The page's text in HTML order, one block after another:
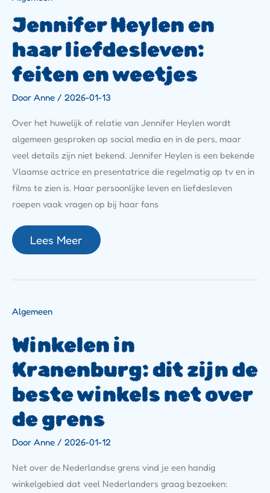
Jennifer Heylen en
haar liefdesleven:
feiten en weetjes
Door Anne / 2026-01-13
Over het huwelijk of relatie van Jennifer Heylen wordt
algemeen gesproken op social media en in de pers, maar
veel details zijn niet bekend. Jennifer Heylen is een bekende
Vlaamse actrice en presentatrice die regelmatig op tv en in
films te zien is. Haar persoonlijke leven en liefdesleven
roepen vaak vragen op bij haar fans
Lees Meer
Algemeen
Winkelen in
Kranenburg: dit zijn de
beste winkels net over
de grens
Door Anne / 2026-01-12
Net over de Nederlandse grens vind je een handig
winkelgebied dat veel Nederlanders graag bezoeken:
Winkelen
In
Dit
Zijn
De
Beste
Winkels
Net
Over
De
Grens